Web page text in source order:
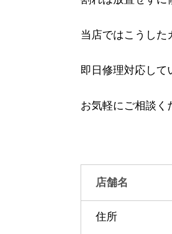
当店ではこうした
即日修理対応して
お気軽にご相談く
店舗名
住所